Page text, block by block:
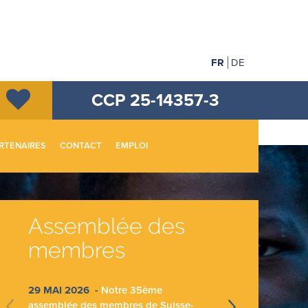
FR DE
CCP 25-14357-3
CONTACT EMPLOI
Assemblée des
membres
29 MAI 2026 - Notre 35ème
assemblée des membres de Suisse-